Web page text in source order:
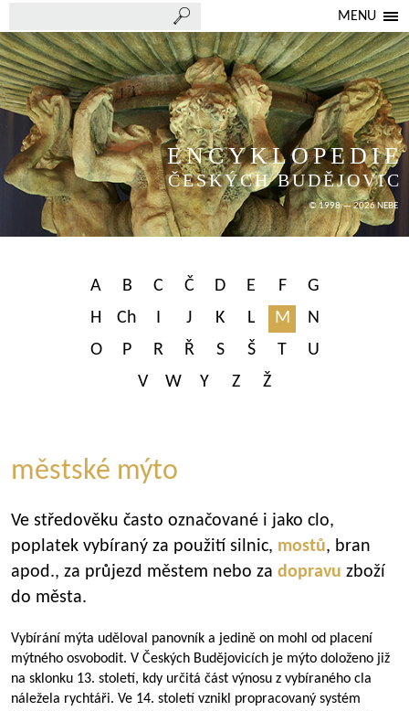
MENU
ENCYKLOPEDIE
ČESKÝCH BUDĚJOVIC
© 1998 — 2026 NEBE
A B C Č D E F
G
H
Ch I J K L M
N
O
P R Ř S Š T
U
V
W Y Z Ž
městské mýto
Ve středověku často označované i jako clo,
poplatek vybíraný za použití silnic, mostů, bran
apod., za průjezd městem nebo za dopravu zboží
do města.
Vybírání mýta uděloval panovník a jedině on mohl od placení
mýtného osvobodit. V Českých Budějovicích je mýto doloženo již
na sklonku 13. století, kdy určitá část výnosu z vybíraného cla
náležela rychtáři. Ve 14. století vznikl propracovaný systém